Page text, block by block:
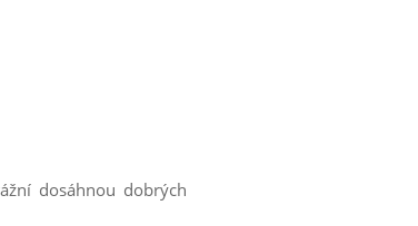
dosáhnou dobrých